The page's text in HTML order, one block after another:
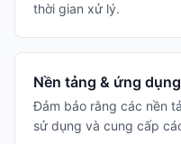
thời gian xử lý.
Nền tảng & ứng dụng
Đảm bảo rằng các nền
sử dụng và cung cấp